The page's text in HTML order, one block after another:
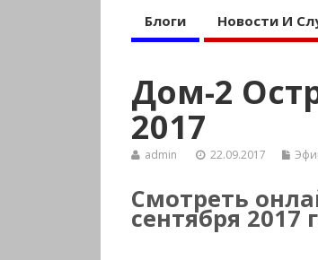
Блоги Новости И
Дом-2
2017
admin 22.09.2017
Смотреть
сентября 2017